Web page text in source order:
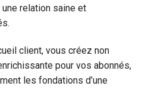
relation saine et
client, vous créez non
pour vos abonnés,
les fondations d’une